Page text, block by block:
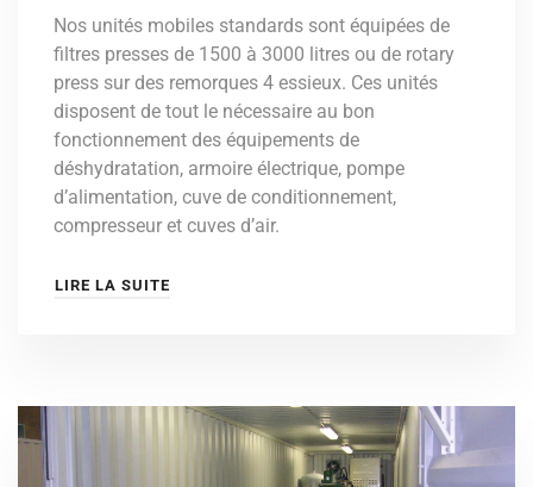
Nos unités mobiles standards sont équipées de
filtres presses de 1500 à 3000 litres ou de rotary
press sur des remorques 4 essieux. Ces unités
disposent de tout le nécessaire au bon
fonctionnement des équipements de
déshydratation, armoire électrique, pompe
d’alimentation, cuve de conditionnement,
compresseur et cuves d’air.
LIRE LA SUITE